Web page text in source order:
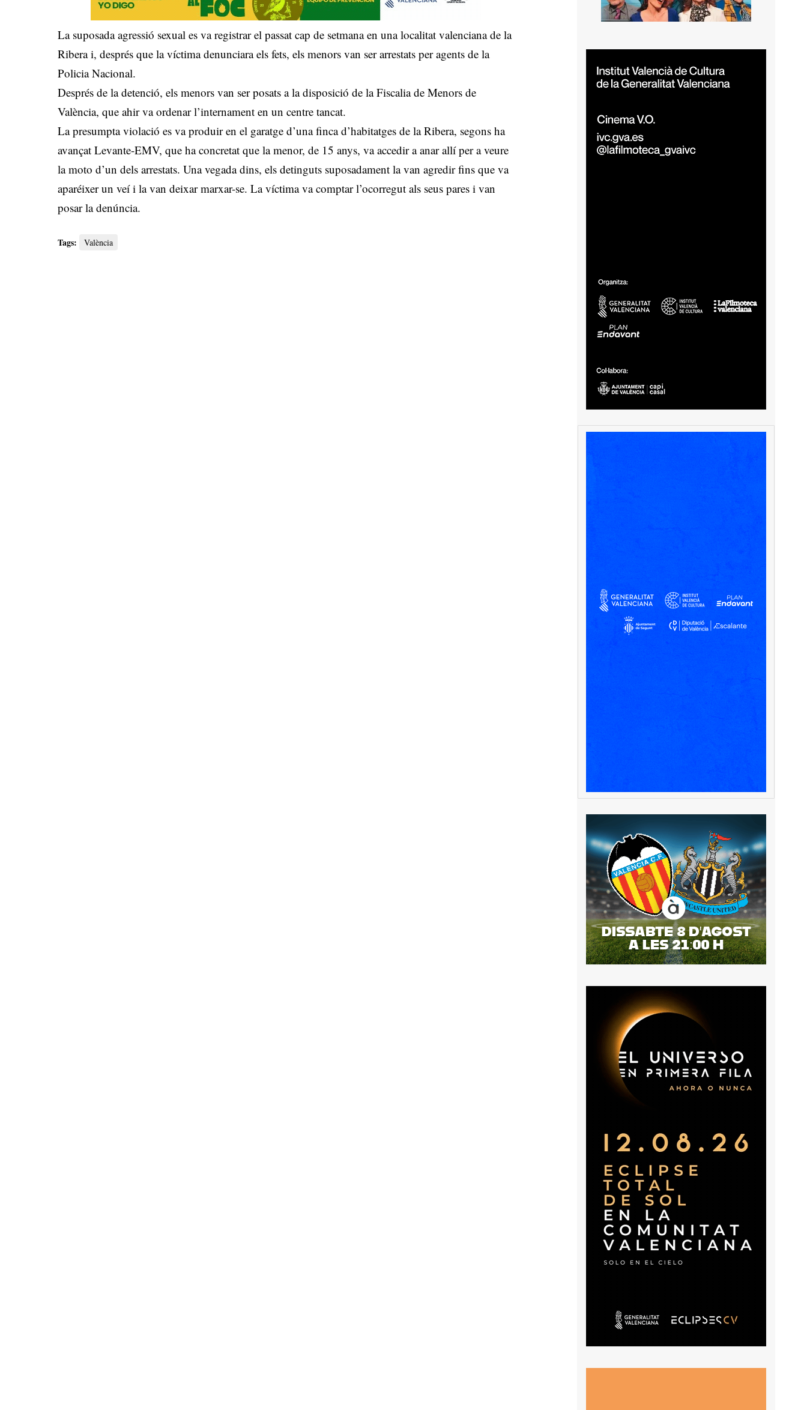
La suposada agressió sexual es va registrar el passat cap de setmana en una localitat valenciana de la
Ribera i, després que la víctima denunciara els fets, els menors van ser arrestats per agents de la
Policia Nacional.
Després de la detenció, els menors van ser posats a la disposició de la Fiscalia de Menors de
València, que ahir va ordenar l’internament en un centre tancat.
La presumpta violació es va produir en el garatge d’una finca d’habitatges de la Ribera, segons ha
avançat Levante-EMV, que ha concretat que la menor, de 15 anys, va accedir a anar allí per a veure
la moto d’un dels arrestats. Una vegada dins, els detinguts suposadament la van agredir fins que va
aparéixer un veí i la van deixar marxar-se. La víctima va comptar l’ocorregut als seus pares i van
posar la denúncia.
Tags: València